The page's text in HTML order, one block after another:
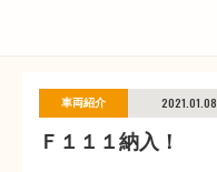
車両紹介 2021.01.08
Ｆ１１１納入！